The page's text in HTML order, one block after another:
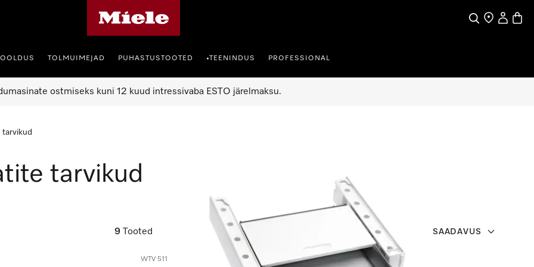
SearchFind a store
My
TOLMUIMEJAD PUHASTUSTOOTED •TEENINDUS PROFESSIONAL
ostmiseks kuni 12 kuud intressivaba ESTO järelmaksu.
tarvikud
tarvikud
9 Tooted SAADAVUS
WTV 511